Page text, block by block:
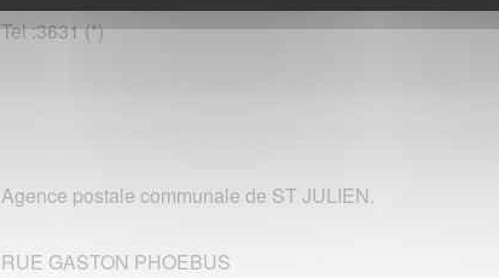
Tel :3631 (*)
Agence postale communale de ST JULIEN.
RUE GASTON PHOEBUS